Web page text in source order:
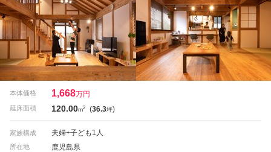
本体価格 1,668万円
延床面積 120.00m2 (36.3坪)
家族構成 夫婦+子ども1人
所在地 鹿児島県